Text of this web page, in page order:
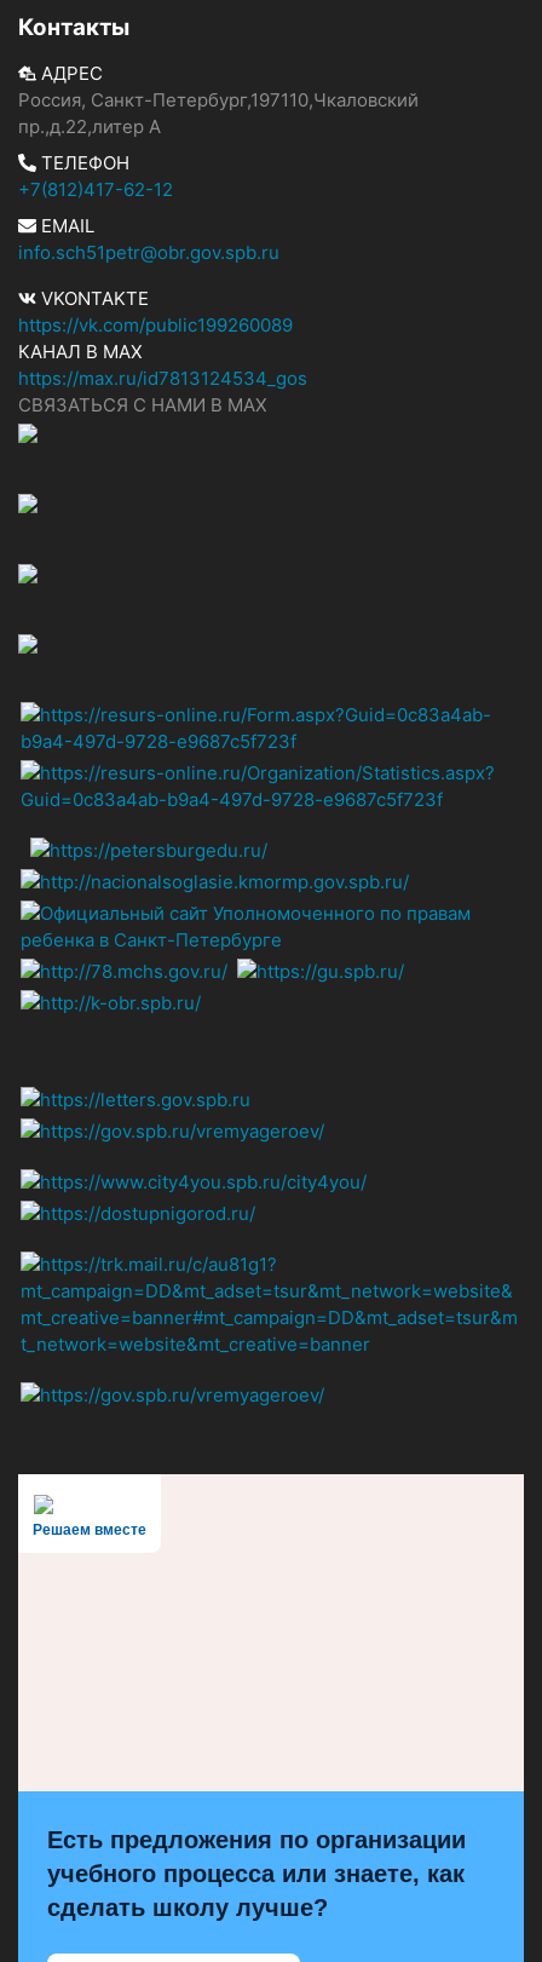
Контакты
АДРЕС
Россия, Санкт-Петербург,197110,Чкаловский
пр.,д.22,литер А
ТЕЛЕФОН
+7(812)417-62-12
EMAIL
info.sch51petr@obr.gov.spb.ru
VKONTAKTE
https://vk.com/public199260089
КАНАЛ В MAX
https://max.ru/id7813124534_gos
СВЯЗАТЬСЯ С НАМИ В МАХ
Решаем вместе
Есть предложения по организации
учебного процесса или знаете, как
сделать школу лучше?